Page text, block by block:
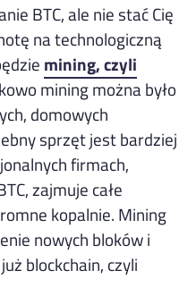
BTC, ale nie stać Cię
na technologiczną
mining, czyli
mining można było
domowych
sprzęt jest bardziej
firmach,
zajmuje całe
kopalnie. Mining
nowych bloków i
blockchain, czyli